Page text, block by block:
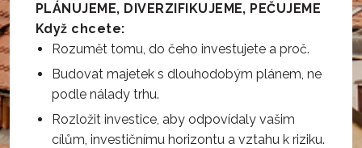
PLÁNUJEME, DIVERZIFIKUJEME, PEČUJEME
Když chcete:
Rozumět tomu, do čeho investujete a proč.
Budovat majetek s dlouhodobým plánem, ne
podle nálady trhu.
Rozložit investice, aby odpovídaly vašim
cílům, investičnímu horizontu a vztahu k riziku.